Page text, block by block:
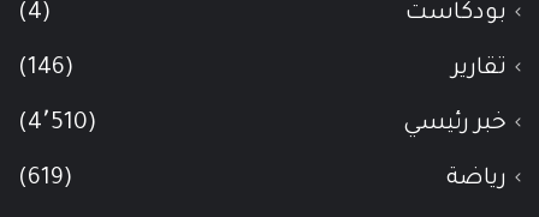
بودكاست (4)
تقارير (146)
خبر رئيسي (4٬510)
رياضة (619)